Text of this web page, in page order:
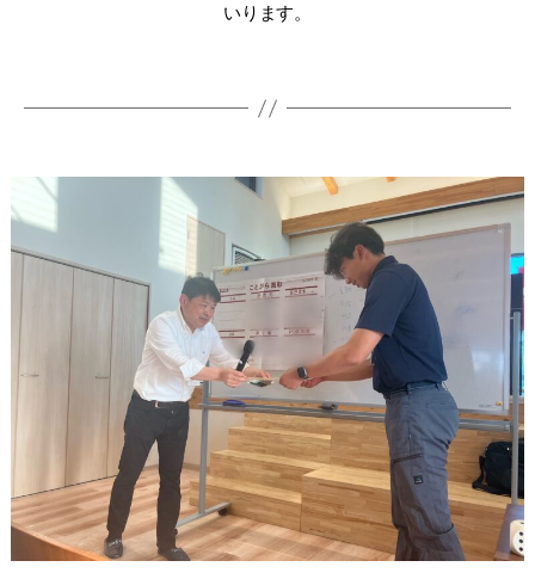
いります。